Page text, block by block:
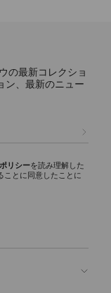
の最新コレクショ
ン、最新のニュー
リシーを読み理解した
ことに同意したことに